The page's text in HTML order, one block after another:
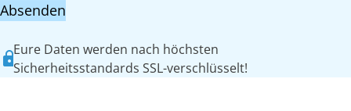
Absenden
Eure Daten werden nach höchsten
Sicherheitsstandards SSL-verschlüsselt!